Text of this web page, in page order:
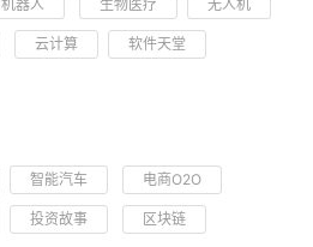
机器人 生物医疗 无人机
云计算 软件天堂
智能汽车 电商O2O
投资故事 区块链